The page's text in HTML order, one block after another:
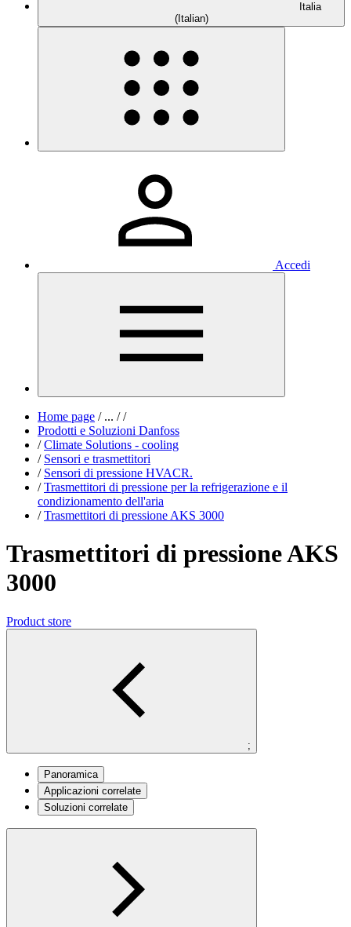
Italia
(Italian)
Accedi
Home page /... / /
Prodotti e Soluzioni Danfoss
/ Climate Solutions - cooling
/ Sensori e trasmettitori
/ Sensori di pressione HVACR.
/ Trasmettitori di pressione per la refrigerazione e il
condizionamento dell'aria
/ Trasmettitori di pressione AKS 3000
Trasmettitori di pressione AKS
3000
Product store
;
Panoramica
Applicazioni correlate
Soluzioni correlate